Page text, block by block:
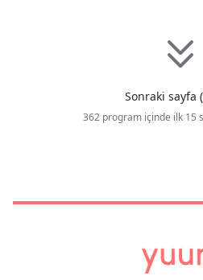
Sonraki sayfa
362 program içinde ilk 15